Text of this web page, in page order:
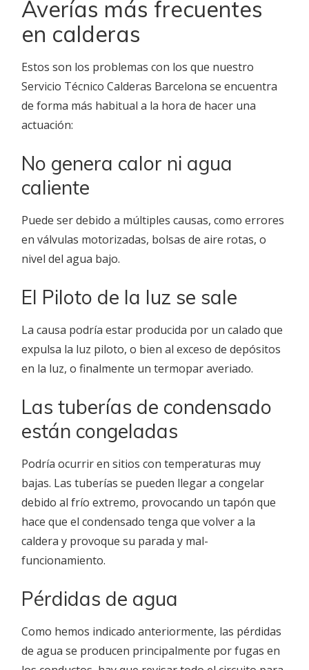
Averías más frecuentes
en calderas
Estos son los problemas con los que nuestro
Servicio Técnico Calderas Barcelona se encuentra
de forma más habitual a la hora de hacer una
actuación:
No genera calor ni agua
caliente
Puede ser debido a múltiples causas, como errores
en válvulas motorizadas, bolsas de aire rotas, o
nivel del agua bajo.
El Piloto de la luz se sale
La causa podría estar producida por un calado que
expulsa la luz piloto, o bien al exceso de depósitos
en la luz, o finalmente un termopar averiado.
Las tuberías de condensado
están congeladas
Podría ocurrir en sitios con temperaturas muy
bajas. Las tuberías se pueden llegar a congelar
debido al frío extremo, provocando un tapón que
hace que el condensado tenga que volver a la
caldera y provoque su parada y mal-
funcionamiento.
Pérdidas de agua
Como hemos indicado anteriormente, las pérdidas
de agua se producen principalmente por fugas en